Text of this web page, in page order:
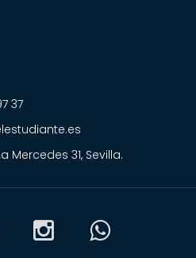
37
Mercedes 31, Sevilla.